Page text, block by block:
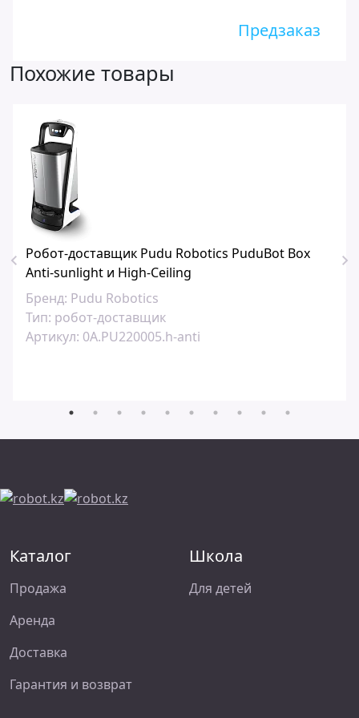
Предзаказ
Похожие товары
Робот-доставщик Pudu Robotics PuduBot Box
Anti-sunlight и High-Ceiling
Бренд: Pudu Robotics
Тип: робот-доставщик
Артикул: 0A.PU220005.h-anti
Каталог
Продажа
Аренда
Доставка
Гарантия и возврат
Школа
Для детей